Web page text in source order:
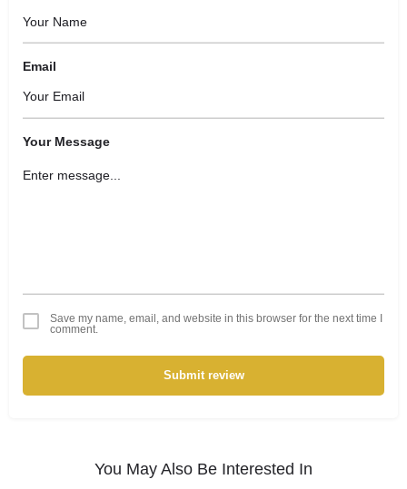
Email
Your Message
Save my name, email, and website in this browser for the next time I
comment.
Submit review
You May Also Be Interested In